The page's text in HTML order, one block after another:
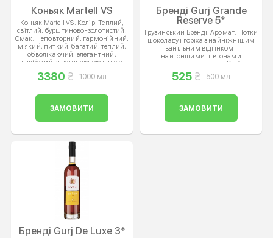
Коньяк Martell VS
Коньяк Martell VS. Колір: Теплий,
світлий, бурштиново-золотистий.
Смак: Неповторний, гармонійний,
м'який, питкий, багатий, теплий,
обволікаючий, елегантний,
глибокий, з домінуючою лінією
оксамитовими горіхово-
деревними нюансами, довгим, але
ванільним післясмаком. Країна:
Франція. Міцність: 40%
3380 1000 мл
ЗАМОВИТИ
Бренді Gurj Grande
Reserve 5*
Грузинський Бренді. Аромат: Нотки
шоколаду і горіха з найніжнішим
ванільним відтінком і
найтоншими півтонами
чорносливу з корицею. Країна:
Грузія. Міцність: 40%
525 500 мл
ЗАМОВИТИ
Бренді Gurj De Luxe 3*